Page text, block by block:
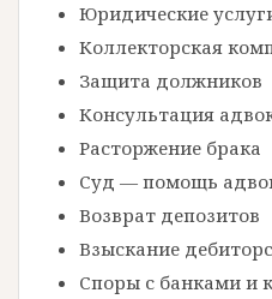
Юридические
Коллекторская
Защита должников
Консультация
Расторжение брака
Суд — помощь
Возврат депозитов
Взыскание
Споры с банками и